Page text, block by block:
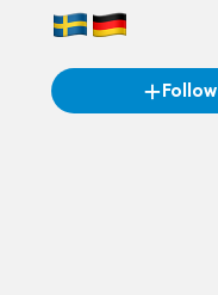
Follow